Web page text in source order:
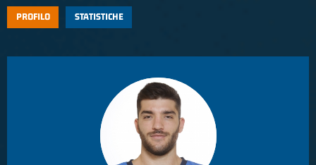
PROFILO STATISTICHE